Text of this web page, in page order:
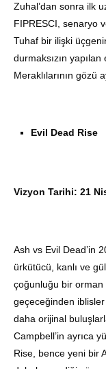
Zuhal’dan sonra ilk
FIPRESCI, senaryo
Tuhaf bir ilişki
durmaksızın
Meraklılarının gözü
Evil Dead Rise
Vizyon Tarihi: 21
Ash vs Evil Dead’in
ürkütücü, kanlı ve
çoğunluğu bir
geçeceğinden
daha orijinal
Campbell’in ayrıca
Rise, bence yeni bir